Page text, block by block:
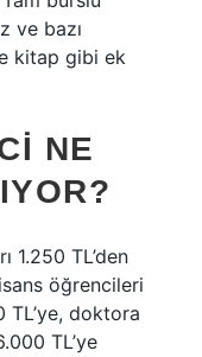
ve bazı
kitap gibi ek
NE
1.250 TL’den
öğrencileri
TL’ye, doktora
TL’ye